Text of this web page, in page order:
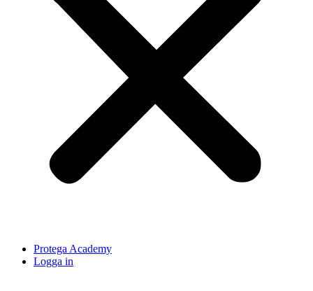
Protega Academy
Logga in